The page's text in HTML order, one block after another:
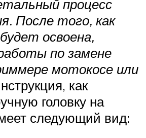
процесс
После того, как
освоена,
по замене
мотокосе или
как
головку на
следующий вид: